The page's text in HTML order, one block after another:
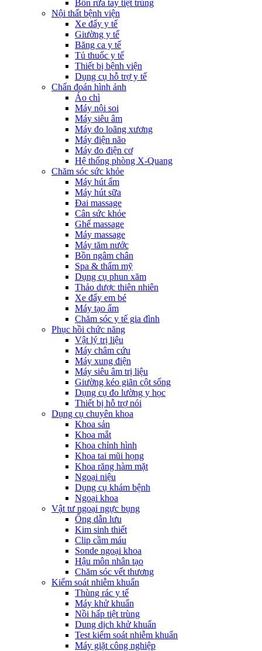
Bồn rửa tay tiệt trùng
Nội thất bệnh viện
Xe đẩy y tế
Giường y tế
Băng ca y tế
Tủ thuốc y tế
Thiết bị bệnh viện
Dụng cụ hỗ trợ y tế
Chẩn đoán hình ảnh
Áo chì
Máy nội soi
Máy siêu âm
Máy đo loãng xương
Máy điện não
Máy đo điện cơ
Hệ thống phòng X-Quang
Chăm sóc sức khỏe
Máy hút ẩm
Máy hút sữa
Đai massage
Cân sức khỏe
Ghế massage
Máy massage
Máy tăm nước
Bồn ngâm chân
Spa & thẩm mỹ
Dụng cụ phun xăm
Thảo dược thiên nhiên
Xe đẩy em bé
Máy tạo ẩm
Chăm sóc y tế gia đình
Phục hồi chức năng
Vật lý trị liệu
Máy châm cứu
Máy xung điện
Máy siêu âm trị liệu
Giường kéo giãn cột sống
Dụng cụ đo lường y học
Thiết bị hỗ trợ nói
Dụng cụ chuyên khoa
Khoa sản
Khoa mắt
Khoa chỉnh hình
Khoa tai mũi họng
Khoa răng hàm mặt
Ngoại niệu
Dụng cụ khám bệnh
Ngoại khoa
Vật tư ngoại ngực bụng
Ống dẫn lưu
Kim sinh thiết
Clip cầm máu
Sonde ngoại khoa
Hậu môn nhân tạo
Chăm sóc vết thương
Kiểm soát nhiễm khuẩn
Thùng rác y tế
Máy khử khuẩn
Nồi hấp tiệt trùng
Dung dịch khử khuẩn
Test kiểm soát nhiễm khuẩn
Máy giặt công nghiệp